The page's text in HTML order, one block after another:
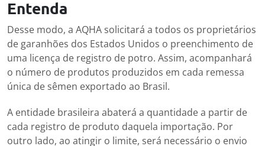
Entenda
Desse modo, a AQHA solicitará a todos os proprietários
de garanhões dos Estados Unidos o preenchimento de
uma licença de registro de potro. Assim, acompanhará
o número de produtos produzidos em cada remessa
única de sêmen exportado ao Brasil.
A entidade brasileira abaterá a quantidade a partir de
cada registro de produto daquela importação. Por
outro lado, ao atingir o limite, será necessário o envio